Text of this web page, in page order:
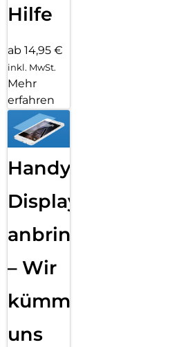
Hilfe
ab 14,95 €
inkl. MwSt.
Mehr
erfahren
Handy
Displayfolie
anbringen
– Wir
kümmern
uns